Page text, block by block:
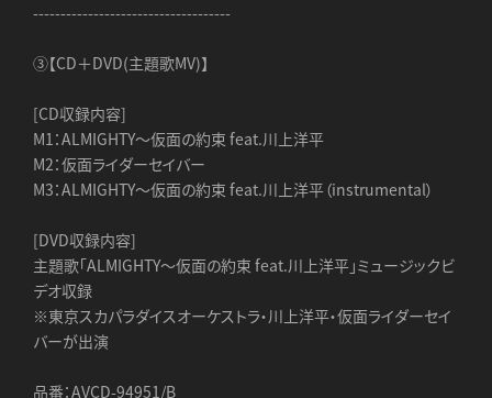
------------------------------------
③【CD＋DVD(主題歌MV)】
[CD収録内容]
M1：ALMIGHTY～仮面の約束 feat.川上洋平
M2：仮面ライダーセイバー
M3：ALMIGHTY～仮面の約束 feat.川上洋平（instrumental）
[DVD収録内容]
主題歌「ALMIGHTY～仮面の約束 feat.川上洋平」ミュージックビ
デオ収録
※東京スカパラダイスオーケストラ・川上洋平・仮面ライダーセイ
バーが出演
品番：AVCD-94951/B